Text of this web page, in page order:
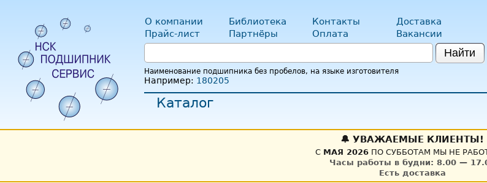
О компании Библиотека Контакты
Доставка
Прайс-лист
Партнёры Оплата Вакансии
Найти
Наименование подшипника без пробелов, на языке изготовителя
Например: 180205
Каталог
🔔 УВАЖАЕМЫЕ КЛИЕНТЫ!
С МАЯ 2026ПО СУББОТАМ МЫ НЕ
Часы работы в будни: 8.00 —
Есть доставка